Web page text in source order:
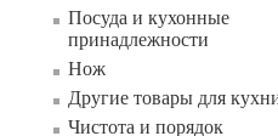
Посуда и кухонные
принадлежности
Нож
Другие товары для
Чистота и порядок